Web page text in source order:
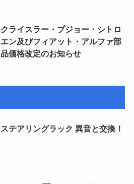
クライスラー・プジョー・シトロ
エン及びフィアット・アルファ部
品価格改定のお知らせ
ステアリングラック 異音と交換！